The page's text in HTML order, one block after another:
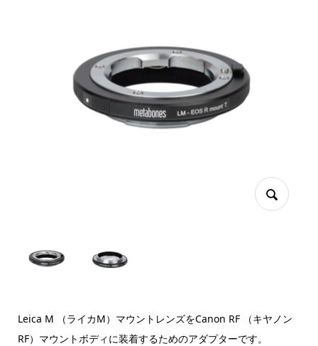
Leica M （ライカM）マウントレンズをCanon RF （キヤノン
RF）マウントボディに装着するためのアダプターです。